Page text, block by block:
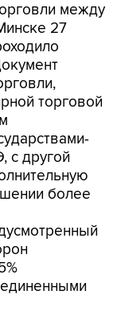
между
27
торговой
с другой
более